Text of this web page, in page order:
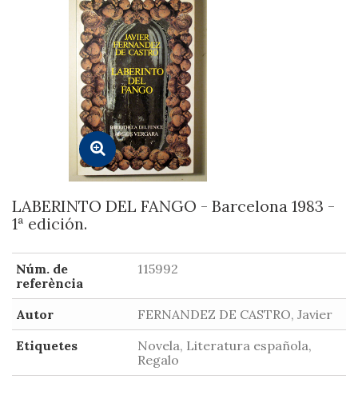
LABERINTO DEL FANGO - Barcelona 1983 -
1ª edición.
Núm. de
referència
115992
Autor
FERNANDEZ DE CASTRO, Javier
Etiquetes
Novela, Literatura española,
Regalo